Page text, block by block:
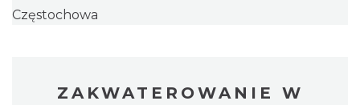
Częstochowa
ZAKWATEROWANIE W